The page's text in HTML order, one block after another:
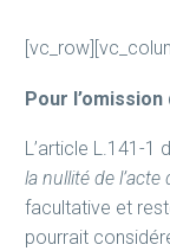
Pour
L’article L.141-1
la nullité de l’acte
facultative et
pourrait